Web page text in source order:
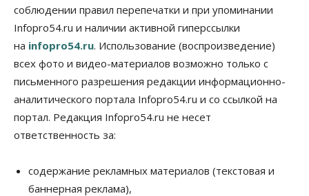
Роспотребнадзор изъял почти полторы тонны
мяса в Новосибирской области
07 Августа 2026, 15:00
Финансы
Расходы новосибирцев на спорт выросли на 40%
за полгода
07 Августа 2026, 14:00
соблюдении правил перепечатки и при упоминании
Infopro54.ru и наличии активной гиперссылки
на infopro54.ru. Использование (воспроизведение)
всех фото и видео-материалов возможно только с
письменного разрешения редакции информационно-
аналитического портала Infopro54.ru и со ссылкой на
портал. Редакция Infopro54.ru не несет
ответственность за:
содержание рекламных материалов (текстовая и
баннерная реклама),